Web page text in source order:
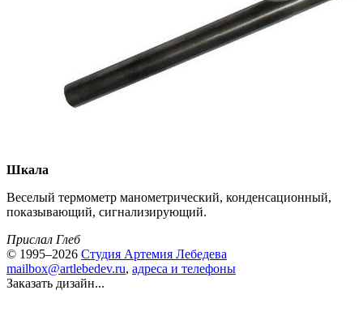
Шкала
Веселый термометр манометрический, конденсационный,
показывающий, сигнализирующий.
Прислал Глеб
© 1995–2026 Студия Артемия Лебедева
mailbox@artlebedev.ru, адреса и телефоны
Заказать дизайн...